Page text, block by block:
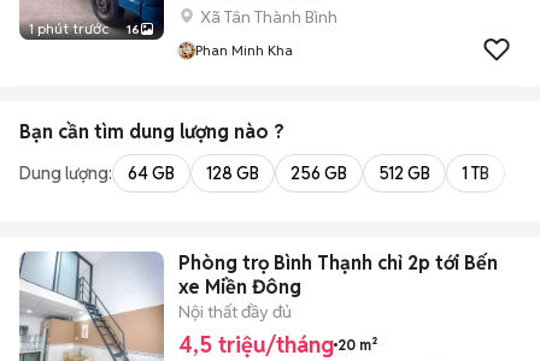
1 phút trước 16
Xã Tân Thành Bình
Phan Minh Kha
Bạn cần tìm dung lượng nào ?
Dung lượng: 64 GB 128 GB 256 GB 512 GB 1 TB
Phòng trọ Bình Thạnh chỉ 2p tới Bến
xe Miền Đông
Nội thất đầy đủ
4,5 triệu/tháng 20 m²